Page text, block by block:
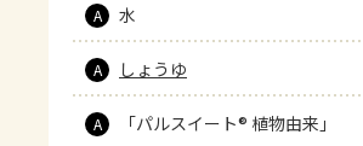
A 水
A しょうゆ
A 「パルスイート® 植物由来」